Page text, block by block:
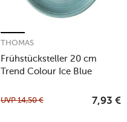
Frühstücksteller 20 cm
Trend Colour Ice Blue
THOMAS
UVP14,50 € 7,93 €